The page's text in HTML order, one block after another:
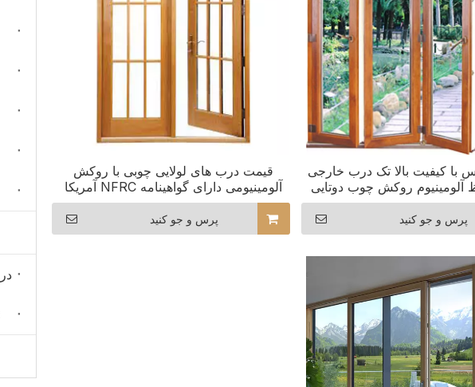
با کیفیت بالا تک درب خارجی
آلومینیوم روکش چوب دوتایی
قیمت
پرس و جو کنید
قیمت درب های لولایی چوبی با روکش
آلومینیومی دارای گواهینامه NFRC آمریکا
پرس و جو کنید